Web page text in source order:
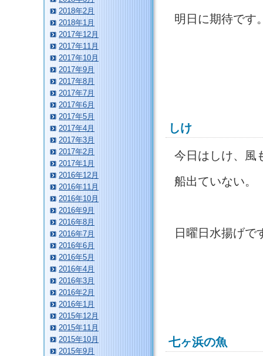
明日に期待です
しけ
今日はしけ、風
船出ていない。
日曜日水揚げで
七ヶ浜の魚
2018年2月
2018年1月
2017年12月
2017年11月
2017年10月
2017年9月
2017年8月
2017年7月
2017年6月
2017年5月
2017年4月
2017年3月
2017年2月
2017年1月
2016年12月
2016年11月
2016年10月
2016年9月
2016年8月
2016年7月
2016年6月
2016年5月
2016年4月
2016年3月
2016年2月
2016年1月
2015年12月
2015年11月
2015年10月
2015年9月